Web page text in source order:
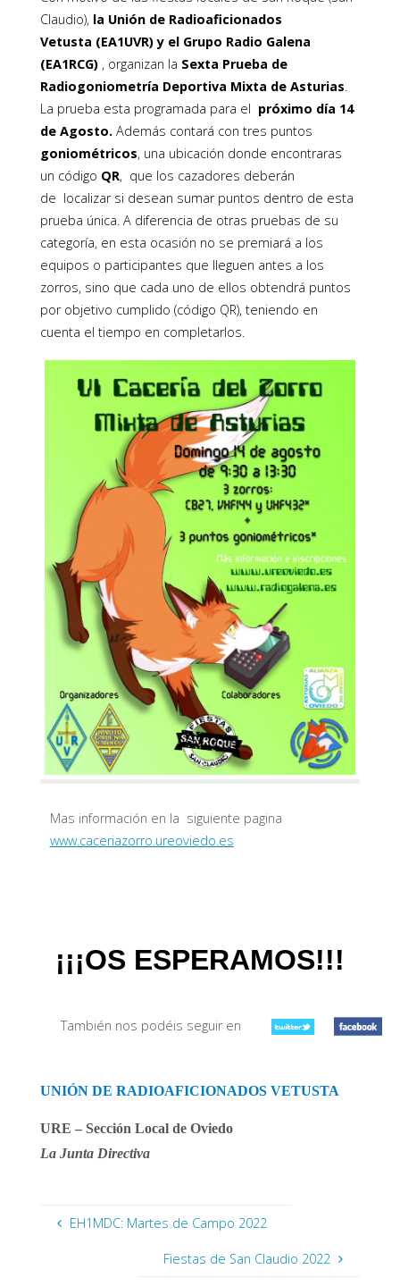
Claudio), la Unión de Radioaficionados
Vetusta (EA1UVR) y el Grupo Radio Galena
(EA1RCG) , organizan la Sexta Prueba de
Radiogoniometría Deportiva Mixta de Asturias
La prueba esta programada para el próximo día 14
de Agosto. Además contará con tres puntos
goniométricos, una ubicación donde encontraras
un código QR, que los cazadores deberán
de localizar si desean sumar puntos dentro de esta
prueba única. A diferencia de otras pruebas de su
categoría, en esta ocasión no se premiará a los
equipos o participantes que lleguen antes a los
zorros, sino que cada uno de ellos obtendrá puntos
por objetivo cumplido (código QR), teniendo en
cuenta el tiempo en completarlos.
Mas información en la siguiente pagina
www.caceriazorro.ureoviedo.es
¡¡¡OS ESPERAMOS!!!
También nos podéis seguir en
UNIÓN DE RADIOAFICIONADOS VETUSTA
URE – Sección Local de Oviedo
La Junta Directiva
EH1MDC: Martes de Campo 2022
Fiestas de San Claudio 2022